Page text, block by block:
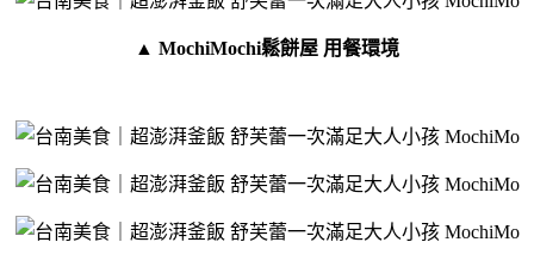
▲ MochiMochi鬆餅屋 用餐環境